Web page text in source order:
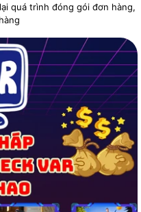
quá trình đóng gói đơn hàng,